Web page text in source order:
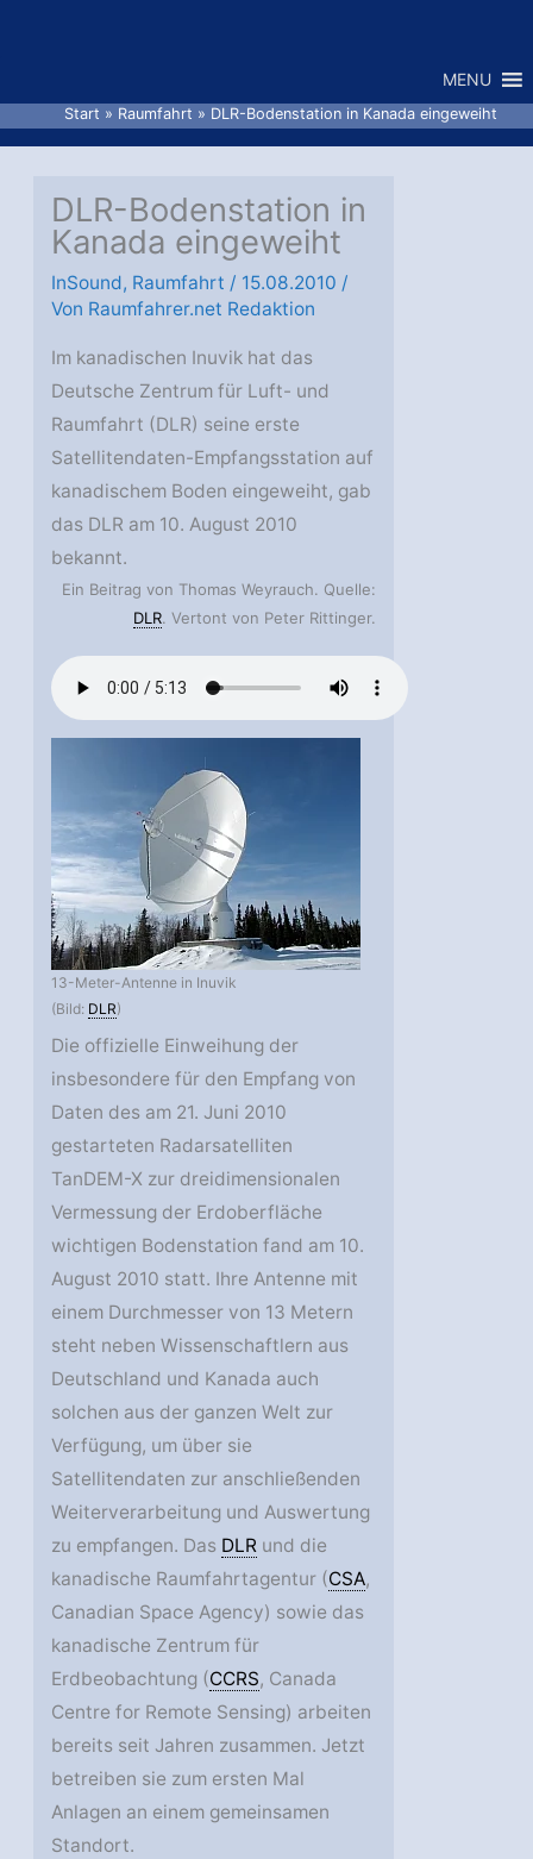
MENU
Start Raumfahrt DLR-Bodenstation in Kanada eingeweiht
DLR-Bodenstation in
Kanada eingeweiht
InSound, Raumfahrt / 15.08.2010 /
Von Raumfahrer.net Redaktion
Im kanadischen Inuvik hat das
Deutsche Zentrum für Luft- und
Raumfahrt (DLR) seine erste
Satellitendaten-Empfangsstation auf
kanadischem Boden eingeweiht, gab
das DLR am 10. August 2010
bekannt.
Ein Beitrag von Thomas Weyrauch. Quelle:
DLR. Vertont von Peter Rittinger.
13-Meter-Antenne in Inuvik
(Bild: DLR)
Die offizielle Einweihung der
insbesondere für den Empfang von
Daten des am 21. Juni 2010
gestarteten Radarsatelliten
TanDEM-X zur dreidimensionalen
Vermessung der Erdoberfläche
wichtigen Bodenstation fand am 10.
August 2010 statt. Ihre Antenne mit
einem Durchmesser von 13 Metern
steht neben Wissenschaftlern aus
Deutschland und Kanada auch
solchen aus der ganzen Welt zur
Verfügung, um über sie
Satellitendaten zur anschließenden
Weiterverarbeitung und Auswertung
zu empfangen. Das DLR und die
kanadische Raumfahrtagentur (CSA,
Canadian Space Agency) sowie das
kanadische Zentrum für
Erdbeobachtung (CCRS, Canada
Centre for Remote Sensing) arbeiten
bereits seit Jahren zusammen. Jetzt
betreiben sie zum ersten Mal
Anlagen an einem gemeinsamen
Standort.